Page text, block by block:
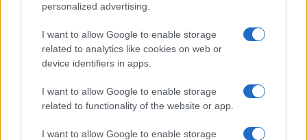
personalized advertising.
I want to allow Google to enable storage
related to analytics like cookies on web or
device identifiers in apps.
I want to allow Google to enable storage
related to functionality of the website or app.
I want to allow Google to enable storage